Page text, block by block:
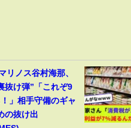
リノス谷村海那、
抜け弾”「これぞ9
」相手守備のギャ
の抜け出